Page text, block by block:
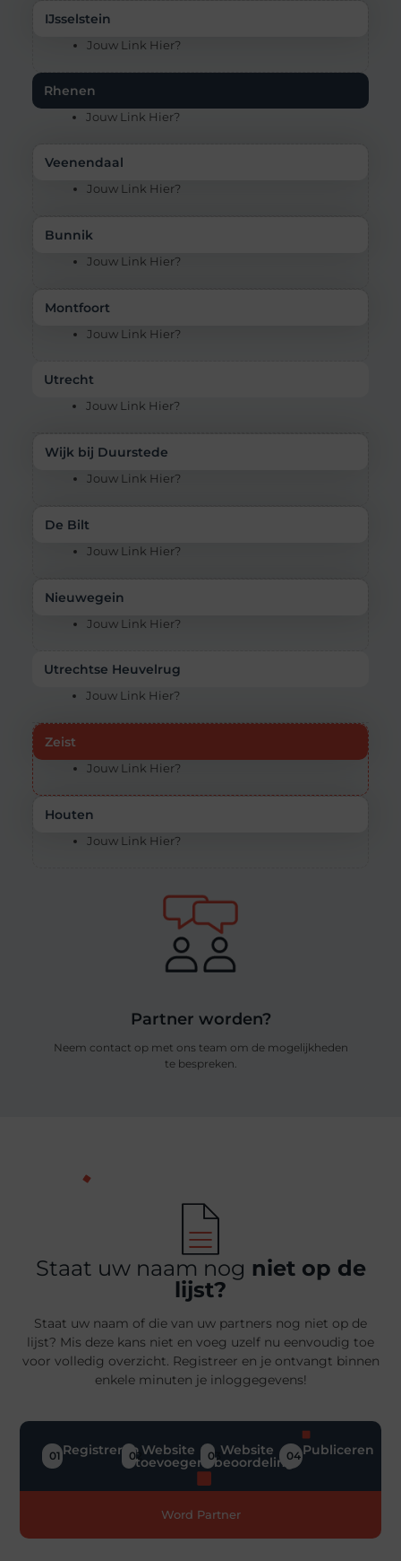
IJsselstein
Jouw Link Hier?
Rhenen
Jouw Link Hier?
Veenendaal
Jouw Link Hier?
Bunnik
Jouw Link Hier?
Montfoort
Jouw Link Hier?
Utrecht
Jouw Link Hier?
Wijk bij Duurstede
Jouw Link Hier?
De Bilt
Jouw Link Hier?
Nieuwegein
Jouw Link Hier?
Utrechtse Heuvelrug
Jouw Link Hier?
Zeist
Jouw Link Hier?
Houten
Jouw Link Hier?
Partner worden?
Neem contact op met ons team om de mogelijkheden
te bespreken.
Staat uw naam nog niet op de
lijst?
Staat uw naam of die van uw partners nog niet op de
lijst? Mis deze kans niet en voeg uzelf nu eenvoudig toe
voor volledig overzicht. Registreer en je ontvangt binnen
enkele minuten je inloggegevens!
01Registreren
02 Website
toevoegen 03 Website
beoordeling04Publiceren
Word Partner